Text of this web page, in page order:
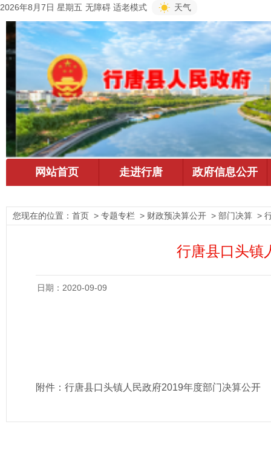
2026年8月7日 星期五 无障碍 适老模式 天气
您现在的位置： 首页 > 专题专栏 > 财政预决算公开 > 部门决算 >
行唐县口头镇
日期：2020-09-09
附件： 行唐县口头镇人民政府2019年度部门决算公开